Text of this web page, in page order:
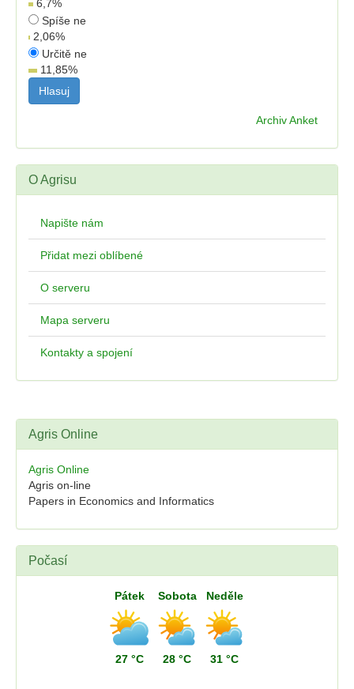
6,7%
Spíše ne
2,06%
Určitě ne
11,85%
Archiv Anket
O Agrisu
Napište nám
Přidat mezi oblíbené
O serveru
Mapa serveru
Kontakty a spojení
Agris Online
Agris Online
Agris on-line
Papers in Economics and Informatics
Počasí
Pátek
27 °C
Sobota
28 °C
Neděle
31 °C